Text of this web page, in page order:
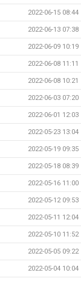
2022-06-15 08:44
2022-06-13 07:38
2022-06-09 10:19
2022-06-08 11:11
2022-06-08 10:21
2022-06-03 07:20
2022-06-01 12:03
2022-05-23 13:04
2022-05-19 09:35
2022-05-18 08:39
2022-05-16 11:00
2022-05-12 09:53
2022-05-11 12:04
2022-05-10 11:52
2022-05-05 09:22
2022-05-04 10:04